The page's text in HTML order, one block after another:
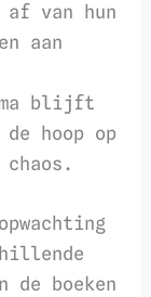
af van hun
aan
blijft
hoop op
de boeken